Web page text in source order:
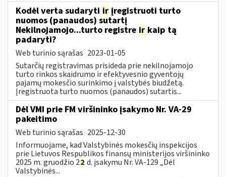
Kodėl verta sudaryti ir įregistruoti turto
nuomos (panaudos) sutartį
Nekilnojamojo...turto registre ir kaip tą
padaryti?
Web turinio sąrašas 2023-01-05
Sutarčių registravimas prisideda prie nekilnojamojo
turto rinkos skaidrumo ir efektyvesnio gyventojų
pajamų mokesčio surinkimo į valstybės biudžetą.
Įregistruota turto nuomos (panaudos) sutartis...
Dėl VMI prie FM viršininko įsakymo Nr. VA-29
pakeitimo
Web turinio sąrašas 2025-12-30
Informuojame, kad Valstybinės mokesčių inspekcijos
prie Lietuvos Respublikos finansų ministerijos viršininko
2025 m. gruodžio 22 d. įsakymu Nr. VA-129 „Dėl
Valstybinės...